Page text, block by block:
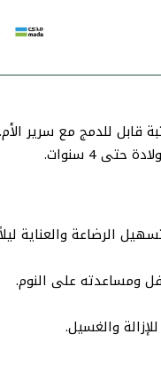
قابل للدمج مع سرير
الرضاعة والعناية
ومساعدته على النوم.
والغسيل.